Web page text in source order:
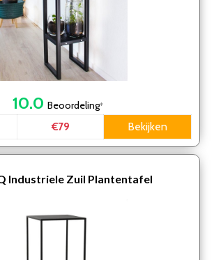
10.0 Beoordeling*
€79 Bekijken
Industriele Zuil Plantentafel